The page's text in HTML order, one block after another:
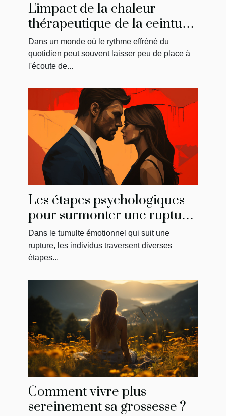
L'impact de la chaleur
thérapeutique de la ceinture
menstruelle sur
l'amélioration du bien-être
général
Dans un monde où le rythme effréné du
quotidien peut souvent laisser peu de place à
l'écoute de...
Les étapes psychologiques
pour surmonter une rupture
et reconquérir son ancien
amour
Dans le tumulte émotionnel qui suit une
rupture, les individus traversent diverses
étapes...
Comment vivre plus
sereinement sa grossesse ?